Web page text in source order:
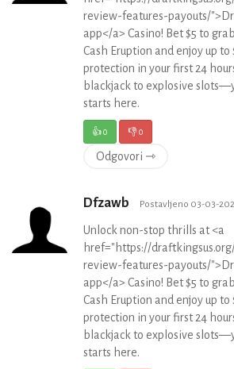
review-features-payouts/
app</a> Casino! Bet $5 to
Cash Eruption and enjoy up
protection in your first 24
blackjack to explosive
starts here.
👍0 👎0
Odgovori ⇾
Dfzawb Postavljeno 03-03-
Unlock non-stop thrills at <a
href="https://
review-features-payouts/
app</a> Casino! Bet $5 to
Cash Eruption and enjoy up
protection in your first 24
blackjack to explosive
starts here.